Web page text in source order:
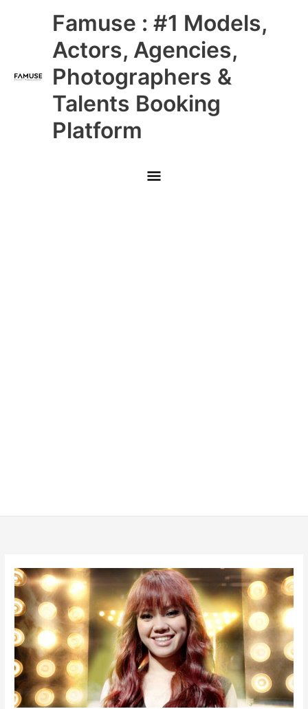
Famuse : #1 Models,
Actors, Agencies,
Photographers &
Talents Booking
Platform
Main
Menu